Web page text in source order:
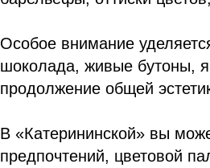
Особое внимание
шоколада, живые бутоны,
продолжение общей
В «Катерининской» вы
предпочтений, цветовой